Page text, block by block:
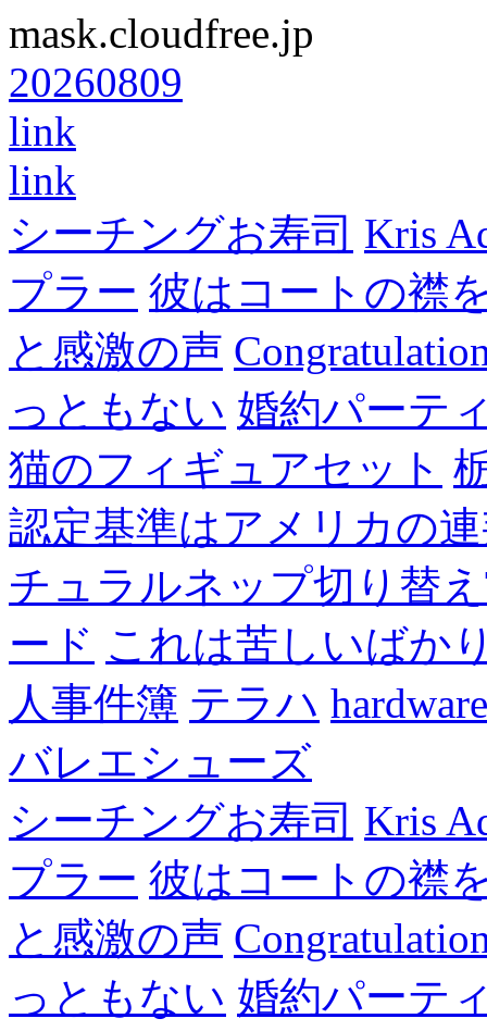
mask.cloudfree.jp
20260809
link
link
シーチングお寿司 Kris
プラー 彼はコートの襟
と感激の声
っともない 婚約パーテ
猫のフィギュアセット
認定基準はアメリカの
チュラルネップ切り替
ード これは苦しいばか
人事件簿 テラハ
バレエシューズ
シーチングお寿司 Kris
プラー 彼はコートの襟
と感激の声
っともない 婚約パーテ